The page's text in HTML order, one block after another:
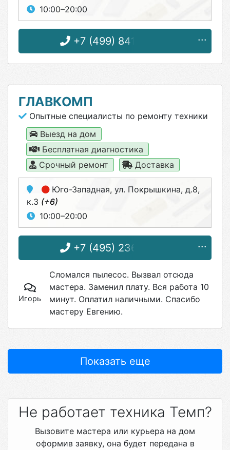
10:00–20:00
+7 (499) 841-70-09
ГЛАВКОМП
Опытные специалисты по ремонту техники
Выезд на дом
Бесплатная диагностика
Срочный ремонт
Доставка
Юго-Западная, ул. Покрышкина, д.8,
к.3 (+6)
10:00–20:00
+7 (495) 236-96-76
Игорь
Сломался пылесос. Вызвал отсюда
мастера. Заменил плату. Вся работа 10
минут. Оплатил наличными. Спасибо
мастеру Евгению.
Показать еще
Не работает техника Темп?
Вызовите мастера или курьера на дом
оформив заявку, она будет передана в